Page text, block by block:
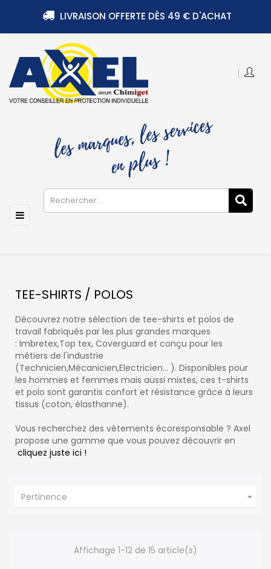
LIVRAISON OFFERTE DÈS 49 € D'ACHAT
Basculer
☰
TEE-SHIRTS / POLOS
Découvrez notre sélection de tee-shirts et polos de
travail fabriqués par les plus grandes marques
: Imbretex,Top tex, Coverguard et conçu pour les
métiers de l'industrie
(Technicien,Mécanicien,Electricien... ). Disponibles pour
les hommes et femmes mais aussi mixtes, ces t-shirts
et polo sont garantis confort et résistance grâce à leurs
tissus (coton, élasthanne).
Vous recherchez des vêtements écoresponsable ? Axel
propose une gamme que vous pouvez découvrir en
cliquez juste ici !
Pertinence 
Affichage 1-12 de 15 article(s)